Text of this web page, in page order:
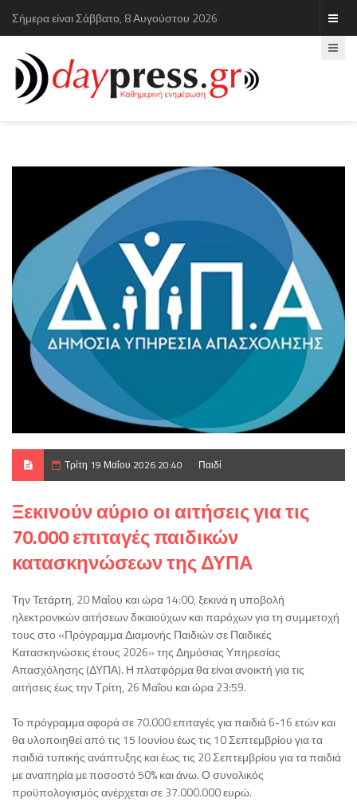
Σήμερα είναι Σάββατο, 8 Αυγούστου 2026
Τρίτη 19 Μαΐου 2026 20:40 Παιδί
Ξεκινούν αύριο οι αιτήσεις για τις
70.000 επιταγές παιδικών
κατασκηνώσεων της ΔΥΠΑ
Την Τετάρτη, 20 Μαΐου και ώρα 14:00, ξεκινά η υποβολή
ηλεκτρονικών αιτήσεων δικαιούχων και παρόχων για τη συμμετοχή
τους στο «Πρόγραμμα Διαμονής Παιδιών σε Παιδικές
Κατασκηνώσεις έτους 2026» της Δημόσιας Υπηρεσίας
Απασχόλησης (ΔΥΠΑ). Η πλατφόρμα θα είναι ανοικτή για τις
αιτήσεις έως την Τρίτη, 26 Μαΐου και ώρα 23:59.
Το πρόγραμμα αφορά σε 70.000 επιταγές για παιδιά 6-16 ετών και
θα υλοποιηθεί από τις 15 Ιουνίου έως τις 10 Σεπτεμβρίου για τα
παιδιά τυπικής ανάπτυξης και έως τις 20 Σεπτεμβρίου για τα παιδιά
με αναπηρία με ποσοστό 50% και άνω. Ο συνολικός
προϋπολογισμός ανέρχεται σε 37.000.000 ευρώ.